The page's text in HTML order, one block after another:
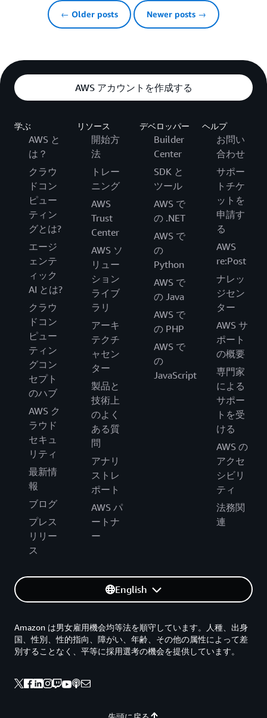
← Older posts Newer posts →
AWS アカウントを作成する
学ぶ
AWS と
は？
クラウ
ドコン
ピュー
ティン
グとは?
エージ
ェンテ
ィック
AI とは?
クラウ
ドコン
ピュー
ティン
グコン
セプト
のハブ
AWS ク
ラウド
セキュ
リティ
最新情
報
ブログ
プレス
リリー
ス
リソース
開始方
法
トレー
ニング
AWS
Trust
Center
AWS ソ
リュー
ション
ライブ
ラリ
アーキ
テクチ
ャセン
ター
製品と
技術上
のよく
ある質
問
アナリ
ストレ
ポート
AWS パ
ートナ
ー
デベロッパー
Builder
Center
SDK と
ツール
AWS で
の .NET
AWS で
の
Python
AWS で
の Java
AWS で
の PHP
AWS で
の
JavaScript
ヘルプ
お問い
合わせ
サポー
トチケ
ットを
申請す
る
AWS
re:Post
ナレッ
ジセン
ター
AWS サ
ポート
の概要
専門家
による
サポー
トを受
ける
AWS の
アクセ
シビリ
ティ
法務関
連
English
Amazon は男女雇用機会均等法を順守しています。人種、出身
国、性別、性的指向、障がい、年齢、その他の属性によって差
別することなく、平等に採用選考の機会を提供しています。